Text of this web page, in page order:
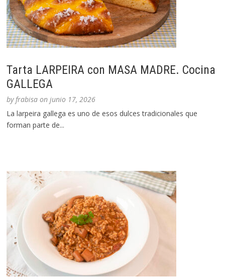
Tarta LARPEIRA con MASA MADRE. Cocina
GALLEGA
byfrabisa onjunio 17, 2026
La larpeira gallega es uno de esos dulces tradicionales que
forman parte de...